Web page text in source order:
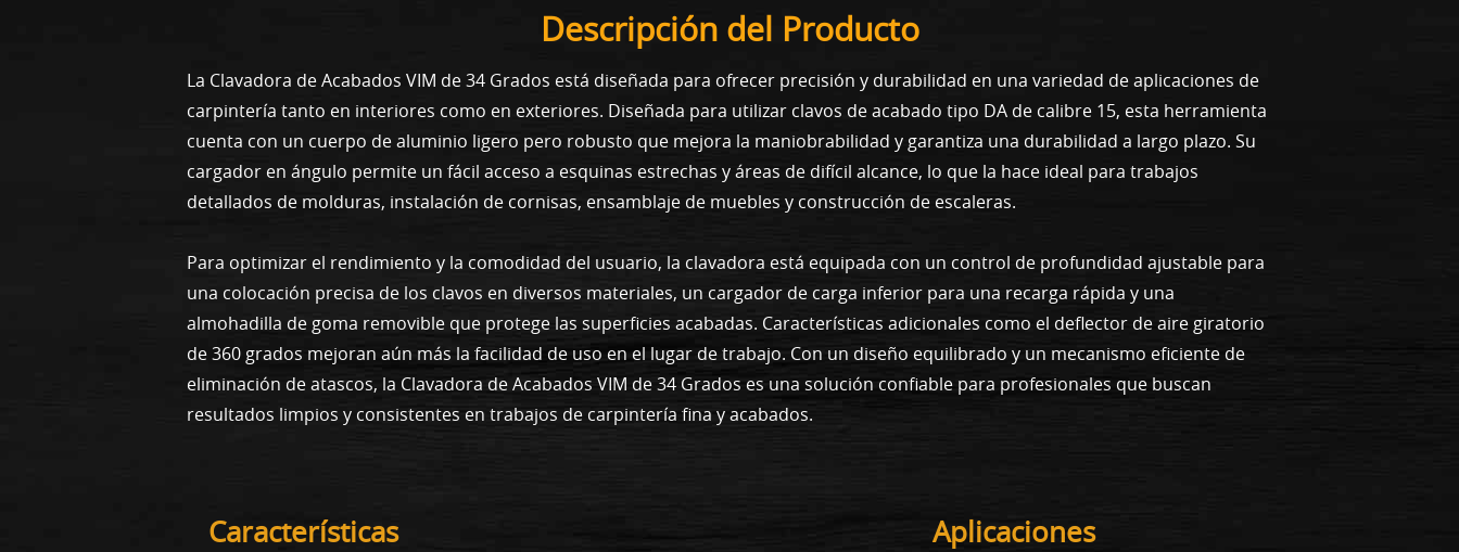
Descripción del Producto
La Clavadora de Acabados VIM de 34 Grados está diseñada para ofrecer precisión y durabilidad en una variedad de aplicaciones de
carpintería tanto en interiores como en exteriores. Diseñada para utilizar clavos de acabado tipo DA de calibre 15, esta herramienta
cuenta con un cuerpo de aluminio ligero pero robusto que mejora la maniobrabilidad y garantiza una durabilidad a largo plazo. Su
cargador en ángulo permite un fácil acceso a esquinas estrechas y áreas de difícil alcance, lo que la hace ideal para trabajos
detallados de molduras, instalación de cornisas, ensamblaje de muebles y construcción de escaleras.
Para optimizar el rendimiento y la comodidad del usuario, la clavadora está equipada con un control de profundidad ajustable para
una colocación precisa de los clavos en diversos materiales, un cargador de carga inferior para una recarga rápida y una
almohadilla de goma removible que protege las superficies acabadas. Características adicionales como el deflector de aire giratorio
de 360 grados mejoran aún más la facilidad de uso en el lugar de trabajo. Con un diseño equilibrado y un mecanismo eficiente de
eliminación de atascos, la Clavadora de Acabados VIM de 34 Grados es una solución confiable para profesionales que buscan
resultados limpios y consistentes en trabajos de carpintería fina y acabados.
Aplicaciones
Características